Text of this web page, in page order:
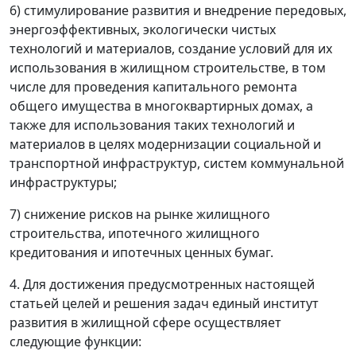
6) стимулирование развития и внедрение передовых,
энергоэффективных, экологически чистых
технологий и материалов, создание условий для их
использования в жилищном строительстве, в том
числе для проведения капитального ремонта
общего имущества в многоквартирных домах, а
также для использования таких технологий и
материалов в целях модернизации социальной и
транспортной инфраструктур, систем коммунальной
инфраструктуры;
7) снижение рисков на рынке жилищного
строительства, ипотечного жилищного
кредитования и ипотечных ценных бумаг.
4. Для достижения предусмотренных настоящей
статьей целей и решения задач единый институт
развития в жилищной сфере осуществляет
следующие функции: